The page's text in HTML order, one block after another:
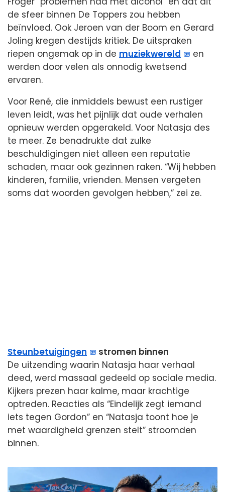
de sfeer binnen De Toppers zou hebben
beïnvloed. Ook Jeroen van der Boom en Gerard
Joling kregen destijds kritiek. De uitspraken
riepen ongemak op in de muziekwereld
en
werden door velen als onnodig kwetsend
ervaren.
Voor René, die inmiddels bewust een rustiger
leven leidt, was het pijnlijk dat oude verhalen
opnieuw werden opgerakeld. Voor Natasja des
te meer. Ze benadrukte dat zulke
beschuldigingen niet alleen een reputatie
schaden, maar ook gezinnen raken. “Wij hebben
kinderen, familie, vrienden. Mensen vergeten
soms dat woorden gevolgen hebben,” zei ze.
Steunbetuigingen
stromen binnen
De uitzending waarin Natasja haar verhaal
deed, werd massaal gedeeld op sociale media.
Kijkers prezen haar kalme, maar krachtige
optreden. Reacties als “Eindelijk zegt iemand
iets tegen Gordon” en “Natasja toont hoe je
met waardigheid grenzen stelt” stroomden
binnen.